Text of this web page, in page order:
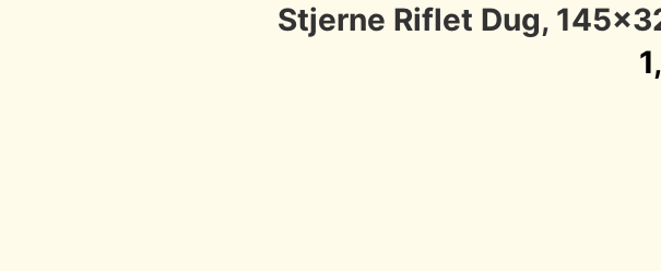
Stjerne Riflet Dug,